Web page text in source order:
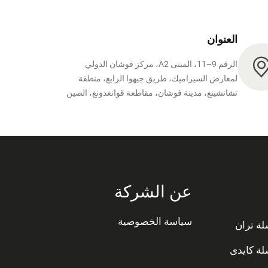
العنوان
الرقم 9–11، المبنى A2، مركز فوشان الدولي
لمعارض السيراميك، طريق جيهوا الرابع، منطقة
تشانشينغ، مدينة فوشان، مقاطعة قوانغدونغ، الصين
تران
كايدى
عن الشركة
سياسة الخصوصية